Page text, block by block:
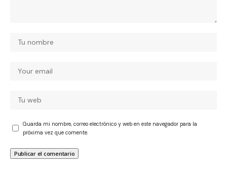
Guarda mi nombre, correo electrónico y web en este navegador para la
próxima vez que comente.